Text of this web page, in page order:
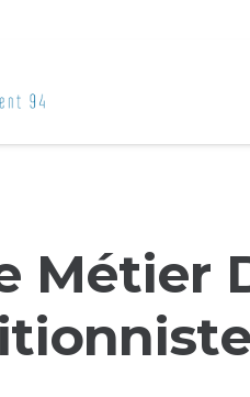
Métier